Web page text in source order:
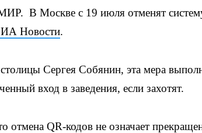
В Москве с 19 июля отменят
Новости.
Сергея Собянин, эта мера
вход в заведения, если захотят.
отмена QR-кодов не означает